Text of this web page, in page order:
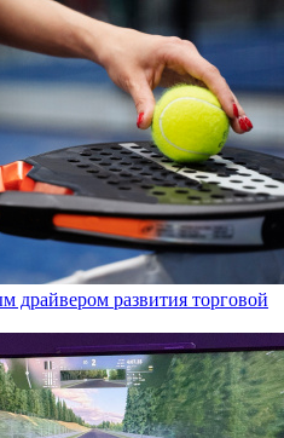
драйвером развития торговой